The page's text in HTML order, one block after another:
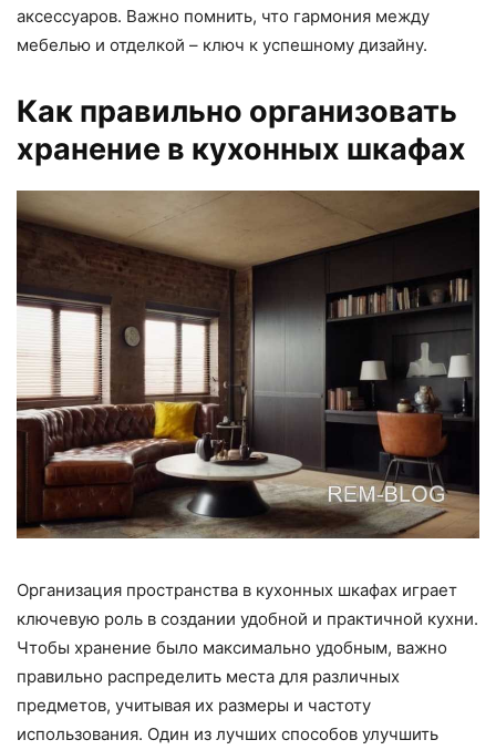
аксессуаров. Важно помнить, что гармония между
мебелью и отделкой – ключ к успешному дизайну.
Как правильно организовать
хранение в кухонных шкафах
Организация пространства в кухонных шкафах играет
ключевую роль в создании удобной и практичной кухни.
Чтобы хранение было максимально удобным, важно
правильно распределить места для различных
предметов, учитывая их размеры и частоту
использования. Один из лучших способов улучшить